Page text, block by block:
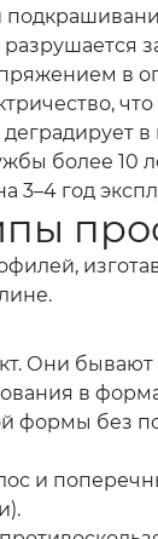
в
более 10
год
Они бывают
в
формы без
и